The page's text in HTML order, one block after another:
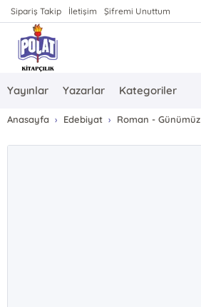
Sipariş Takip İletişim Şifremi Unuttum
Yayınlar Yazarlar Kategoriler
Anasayfa Edebiyat Roman - Günümüz